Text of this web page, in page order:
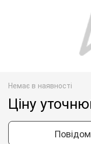
Немає в наявності
Ціну